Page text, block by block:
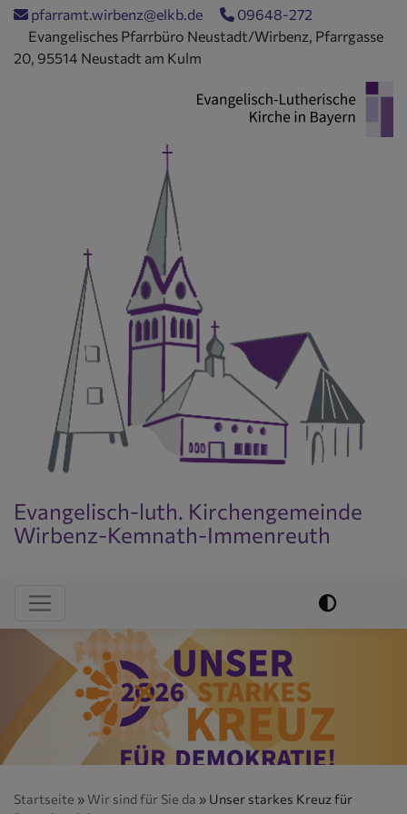
Direkt
Inhalt
pfarramt.wirbenz@elkb.de
09648-272
Evangelisches Pfarrbüro Neustadt/Wirbenz, Pfarrgasse
20, 95514 Neustadt am Kulm
Evangelisch-luth. Kirchengemeinde
Wirbenz-Kemnath-Immenreuth
Hauptnavigation
Startseite Wir sind für Sie da
Unser starkes Kreuz für